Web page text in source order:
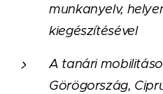
munkanyelv,
kiegészítésével
A tanári
Görögország,